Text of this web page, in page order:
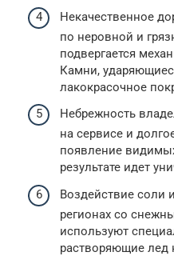
Некачественное
по неровной и
подвергается
Камни,
лакокрасочное
Небрежность
на сервисе и
появление
результате идет
Воздействие соли
регионах со
используют
растворяющие лед